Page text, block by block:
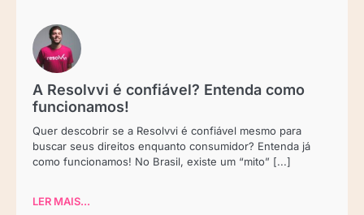
A Resolvvi é confiável? Entenda como
funcionamos!
Quer descobrir se a Resolvvi é confiável mesmo para
buscar seus direitos enquanto consumidor? Entenda já
como funcionamos! No Brasil, existe um “mito” [...]
LER MAIS...